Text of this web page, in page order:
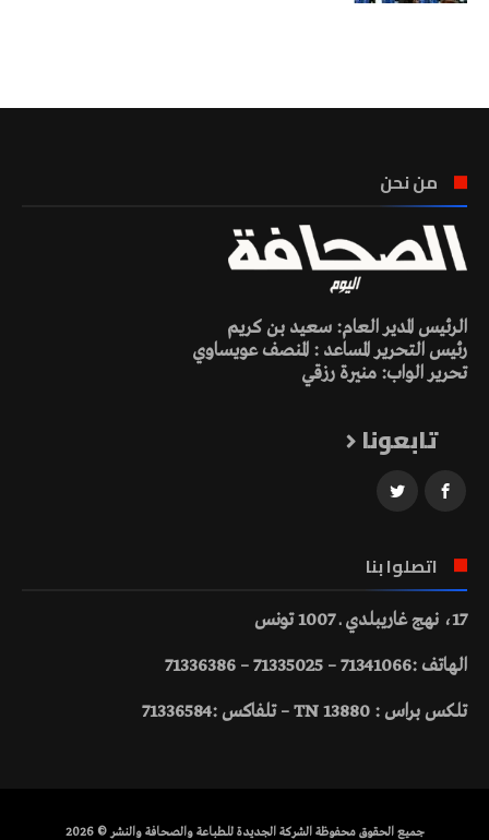
من نحن
الرئيس المدير العام: سعيد بن كريم
رئيس التحرير المساعد : المنصف عويساوي
تحرير الواب: منيرة رزقي
تابعونا
اتصلوا بنا
17، نهج غاريبلدي ـ 1007 تونس
الهاتف :71341066 – 71335025 – 71336386
تلكس براس : 13880 TN – تلفاكس :71336584
جميع الحقوق محفوظة الشركة الجديدة للطباعة والصحافة والنشر © 2026